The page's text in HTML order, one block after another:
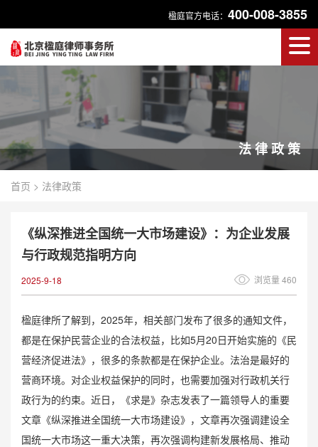
楹庭官方电话： 400-008-3855
法律政策
首页 > 法律政策
《纵深推进全国统一大市场建设》：为企业发展
与行政规范指明方向
2025-9-18 浏览量 460
楹庭律所了解到，2025年，相关部门发布了很多的通知文件，
都是在保护民营企业的合法权益，比如5月20日开始实施的《民
营经济促进法》，很多的条款都是在保护企业。法治是最好的
营商环境。对企业权益保护的同时，也需要加强对行政机关行
政行为的约束。近日，《求是》杂志发表了一篇领导人的重要
文章《纵深推进全国统一大市场建设》，文章再次强调建设全
国统一大市场这一重大决策，再次强调构建新发展格局、推动